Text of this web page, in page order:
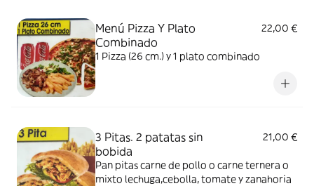
Menú Pizza Y Plato
Combinado
22,00 €
1 Pizza (26 cm.) y 1 plato combinado
3 Pitas. 2 patatas sin
bobida
21,00 €
Pan pitas carne de pollo o carne ternera o
mixto lechuga,cebolla, tomate y zanahoria